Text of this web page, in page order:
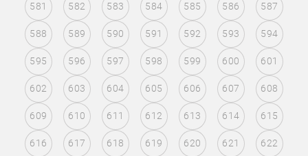
581 582 583 584 585 586 587
588 589 590 591 592 593 594
595 596 597 598 599 600 601
602 603 604 605 606 607 608
609 610 611 612 613 614 615
616 617 618 619 620 621 622